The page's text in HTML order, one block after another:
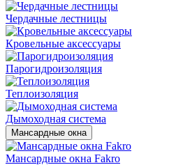
Чердачные лестницы
Кровельные аксессуары
Парогидроизоляция
Теплоизоляция
Дымоходная система
Мансардные окна
Мансардные окна Fakro